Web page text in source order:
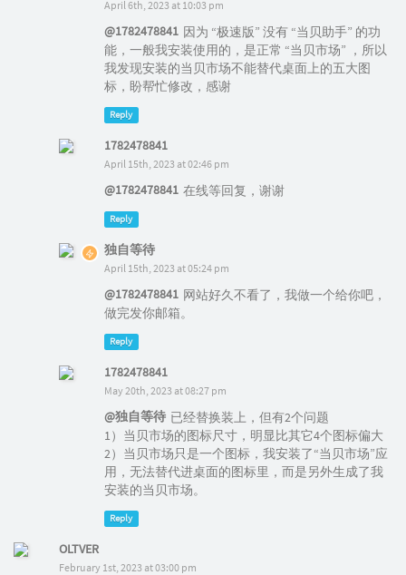
April 6th, 2023 at 10:03 pm
@1782478841 因为 “极速版” 没有 “当贝助手” 的功
能，一般我安装使用的，是正常 “当贝市场” ，所以
我发现安装的当贝市场不能替代桌面上的五大图
标，盼帮忙修改，感谢
Reply
1782478841
April 15th, 2023 at 02:46 pm
@1782478841 在线等回复，谢谢
Reply
独自等待
April 15th, 2023 at 05:24 pm
@1782478841 网站好久不看了，我做一个给你吧，
做完发你邮箱。
Reply
1782478841
May 20th, 2023 at 08:27 pm
@独自等待 已经替换装上，但有2个问题
1）当贝市场的图标尺寸，明显比其它4个图标偏大
2）当贝市场只是一个图标，我安装了“当贝市场”应
用，无法替代进桌面的图标里，而是另外生成了我
安装的当贝市场。
Reply
OLTVER
February 1st, 2023 at 03:00 pm